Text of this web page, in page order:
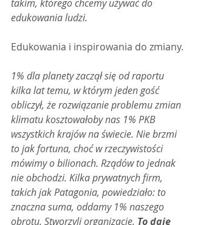
takim, którego chcemy używać do
edukowania ludzi.
Edukowania i inspirowania do zmiany.
1% dla planety zaczął się od raportu
kilka lat temu, w którym jeden gość
obliczył, że rozwiązanie problemu zmian
klimatu kosztowałoby nas 1% PKB
wszystkich krajów na świecie. Nie brzmi
to jak fortuna, choć w rzeczywistości
mówimy o bilionach. Rządów to jednak
nie obchodzi. Kilka prywatnych firm,
takich jak Patagonia, powiedziało: to
znaczna suma, oddamy 1% naszego
obrotu. Stworzyli organizację. To daje